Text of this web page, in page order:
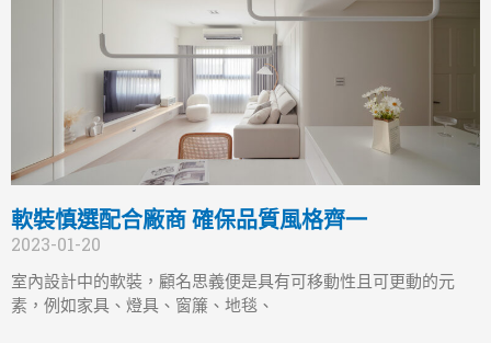
軟裝慎選配合廠商 確保品質風格齊一
2023-01-20
室內設計中的軟裝，顧名思義便是具有可移動性且可更動的元
素，例如家具、燈具、窗簾、地毯、